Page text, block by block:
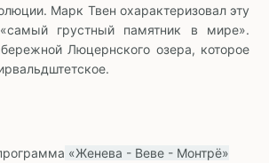
Марк Твен охарактеризовал эту
грустный памятник в мире».
Люцернского озера, которое
«Женева - Веве - Монтрё»